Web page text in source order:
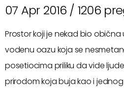
07 Apr 2016 / 1206
Prostor koji je nekad bio
vodenu oazu koja se
posetiocima priliku da vide
prirodom koja buja kao i